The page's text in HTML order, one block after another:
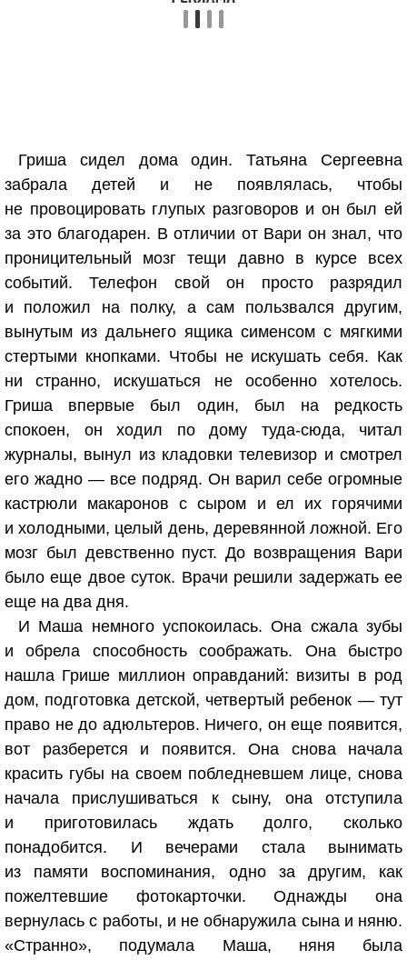
Гриша сидел дома один. Татьяна Сергеевна
забрала детей и не появлялась, чтобы
не провоцировать глупых разговоров и он был ей
за это благодарен. В отличии от Вари он знал, что
проницительный мозг тещи давно в курсе всех
событий. Телефон свой он просто разрядил
и положил на полку, а сам пользвался другим,
вынутым из дальнего ящика сименсом с мягкими
стертыми кнопками. Чтобы не искушать себя. Как
ни странно, искушаться не особенно хотелось.
Гриша впервые был один, был на редкость
спокоен, он ходил по дому туда-сюда, читал
журналы, вынул из кладовки телевизор и смотрел
его жадно — все подряд. Он варил себе огромные
кастрюли макаронов с сыром и ел их горячими
и холодными, целый день, деревянной ложной. Его
мозг был девственно пуст. До возвращения Вари
было еще двое суток. Врачи решили задержать ее
еще на два дня.
И Маша немного успокоилась. Она сжала зубы
и обрела способность соображать. Она быстро
нашла Грише миллион оправданий: визиты в род
дом, подготовка детской, четвертый ребенок — тут
право не до адюльтеров. Ничего, он еще появится,
вот разберется и появится. Она снова начала
красить губы на своем побледневшем лице, снова
начала прислушиваться к сыну, она отступила
и приготовилась ждать долго, сколько
понадобится. И вечерами стала вынимать
из памяти воспоминания, одно за другим, как
пожелтевшие фотокарточки. Однажды она
вернулась с работы, и не обнаружила сына и няню.
«Странно», подумала Маша, няня была